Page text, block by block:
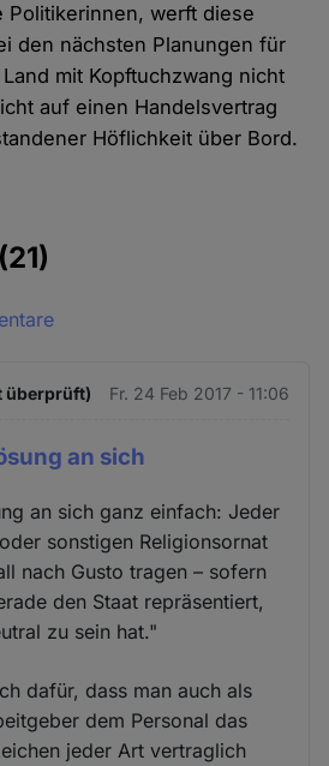
Politikerinnen, werft diese
den nächsten Planungen für
mit Kopftuchzwang nicht
auf einen Handelsvertrag
Höflichkeit über Bord.
(21)
überprüft) Fr. 24 Feb 2017 - 11:06
an sich
an sich ganz einfach: Jeder
sonstigen Religionsornat
nach Gusto tragen – sofern
den Staat repräsentiert,
zu sein hat."
dafür, dass man auch als
dem Personal das
jeder Art vertraglich